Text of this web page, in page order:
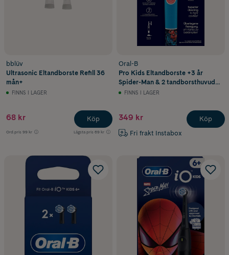
bblüv
Ultrasonic Eltandborste Refill 36
mån+
FINNS I LAGER
68 kr
Ord.pris 99 kr Lägsta pris 69 kr
Köp
Oral-B
Pro Kids Eltandborste +3 år
Spider-Man & 2 tandborsthuvuden
1 stFINNS I LAGER
349 kr
Fri frakt Instabox
Köp